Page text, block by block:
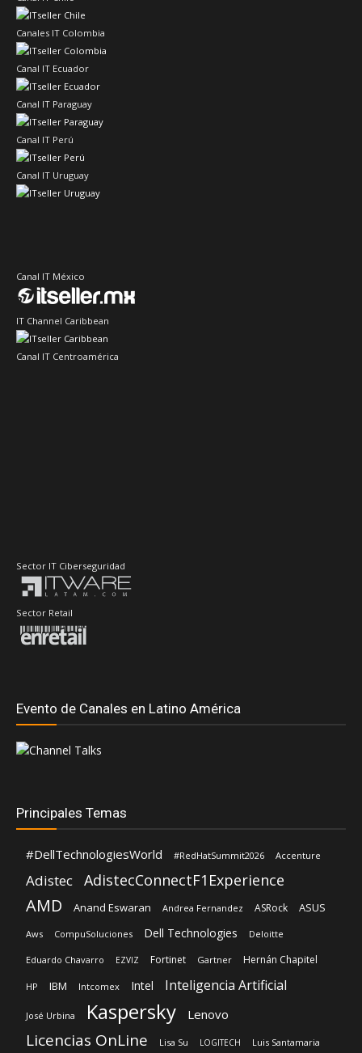
Canales IT Colombia
Canal IT Ecuador
Canal IT Paraguay
Canal IT Perú
Canal IT Uruguay
Canal IT México
IT Channel Caribbean
Canal IT Centroamérica
Sector IT Ciberseguridad
Sector Retail
Evento de Canales en Latino América
Principales Temas
#DellTechnologiesWorld #RedHatSummit2026 Accenture
Adistec AdistecConnectF1Experience
AMD Anand Eswaran Andrea Fernandez ASRock ASUS
Aws CompuSoluciones Dell Technologies Deloitte
Eduardo Chavarro EZVIZ Fortinet Gartner Hernán Chapitel
HP IBM Intcomex Intel Inteligencia Artificial
José Urbina Kaspersky Lenovo
Licencias OnLine Lisa Su LOGITECH Luis Santamaria